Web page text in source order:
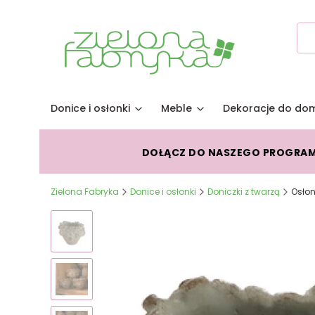
Donice i osłonki Meble Dekoracje do
DOŁĄCZ DO NASZEGO
Zielona Fabryka Donice i osłonki Doniczki z twarzą